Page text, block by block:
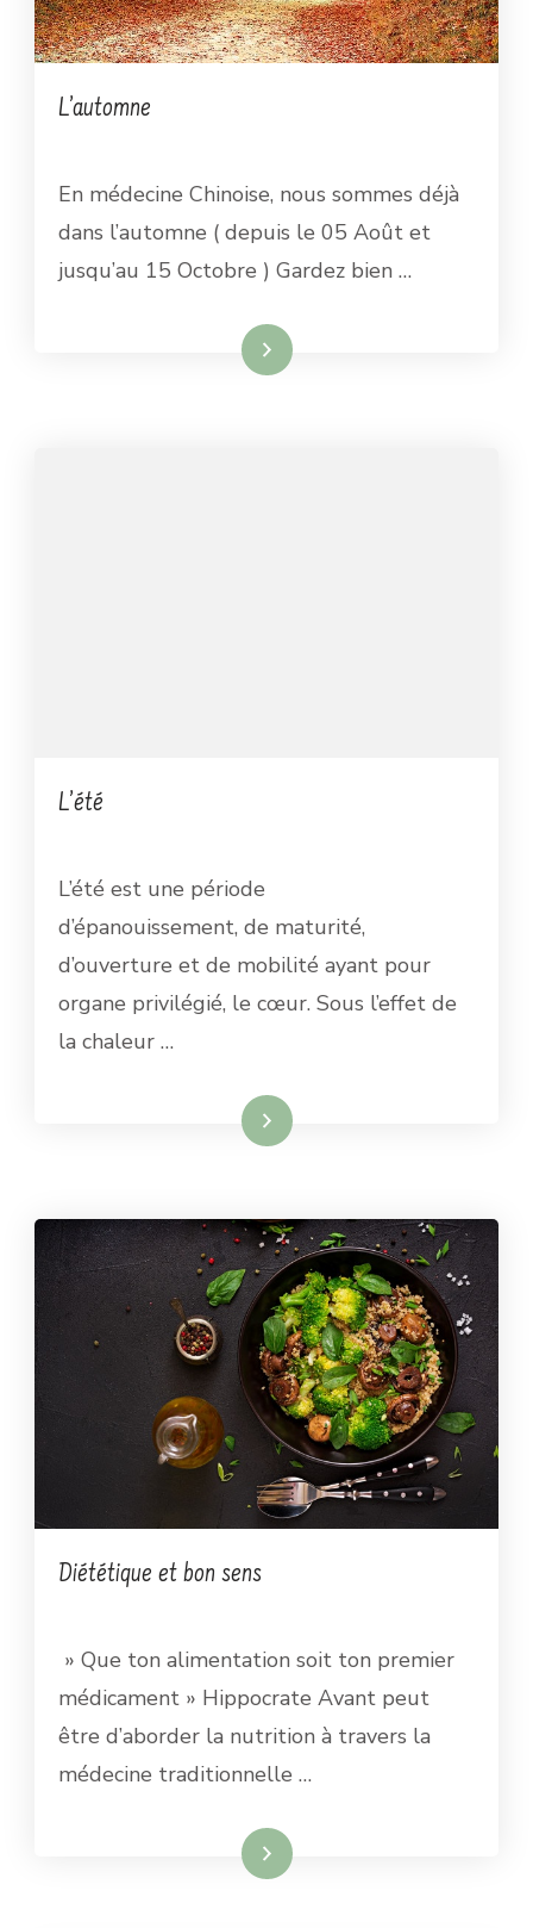
L’automne
En médecine Chinoise, nous sommes déjà
dans l’automne ( depuis le 05 Août et
jusqu’au 15 Octobre ) Gardez bien …
Lire la suite
L’été
L’été est une période
d’épanouissement, de maturité,
d’ouverture et de mobilité ayant pour
organe privilégié, le cœur. Sous l’effet de
la chaleur …
Lire la suite
Diététique et bon sens
» Que ton alimentation soit ton premier
médicament » Hippocrate Avant peut
être d’aborder la nutrition à travers la
médecine traditionnelle …
Lire la suite